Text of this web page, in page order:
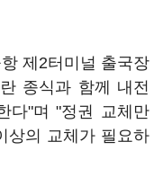
제2터미널 출국장
종식과 함께 내전
다"며 "정권 교체만
상의 교체가 필요하